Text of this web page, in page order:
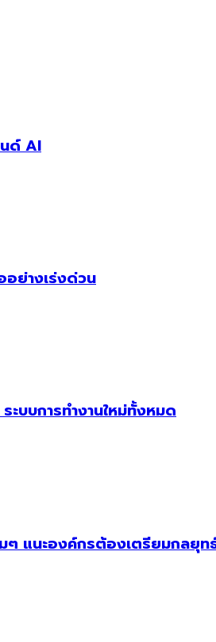
ด์ AI
ย่างเร่งด่วน
บบการทำงานใหม่ทั้งหมด
แนะองค์กรต้องเตรียมกลยุท